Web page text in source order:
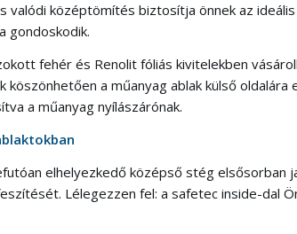
középtömítés biztosítja önnek az
gondoskodik.
fehér és Renolit fóliás kivitelekben
a műanyag ablak külső oldalára
a műanyag nyílászárónak.
elhelyezkedő középső stég elsősorban
Lélegezzen fel: a safetec inside-dal